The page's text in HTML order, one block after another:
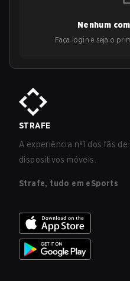
Nenhum
Faça login e seja o
STRAFE
A experiência nº1 dos fãs
dispositivos móveis.
Strafe, tudo em eSports